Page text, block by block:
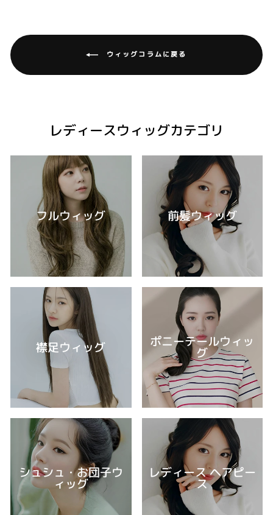
ウィッグコラムに戻る
レディースウィッグカテゴリ
フルウィッグ 前髪ウィッグ
襟足ウィッグ ポニーテールウィッ
グ
シュシュ・お団子ウ
ィッグ
レディース ヘアピー
ス